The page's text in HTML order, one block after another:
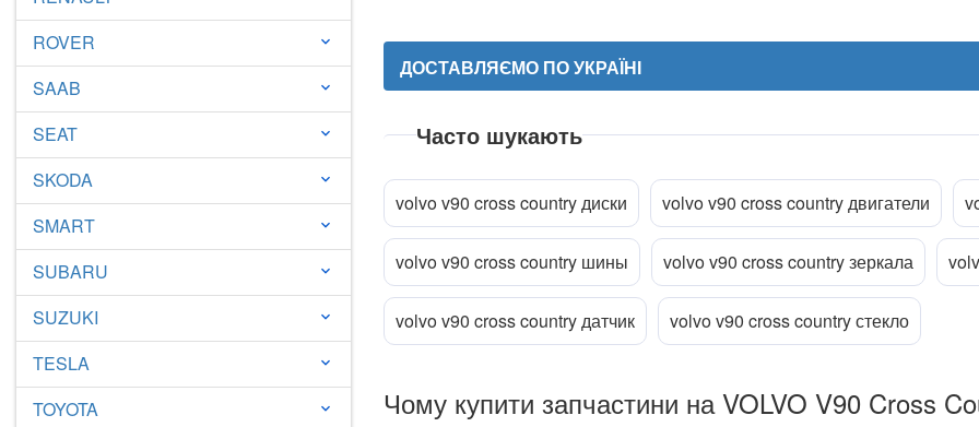
ROVER keyboard_arrow_down
SAAB keyboard_arrow_down
SEAT keyboard_arrow_down
SKODA keyboard_arrow_down
SMART keyboard_arrow_down
SUBARU keyboard_arrow_down
SUZUKI keyboard_arrow_down
TESLA keyboard_arrow_down
TOYOTA keyboard_arrow_down
attach_fileПрикріпити файл
ДОСТАВЛЯЄМО ПО УКРАЇНІ
Часто шукають
volvo v90 cross country диски volvo v90 cross country двигатели
volvo v90 cross country шины volvo v90 cross country зеркала
volvo v90 cross country датчик volvo v90 cross country стекло
Чому купити запчастини на VOLVO V90 Cross